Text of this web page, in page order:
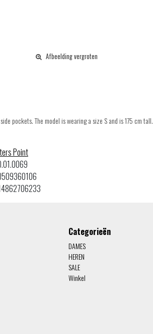
Afbeelding vergroten
pockets. The model is wearing a size S and is 175 cm tall.
Point
Categorieën
DAMES
HEREN
SALE
Winkel